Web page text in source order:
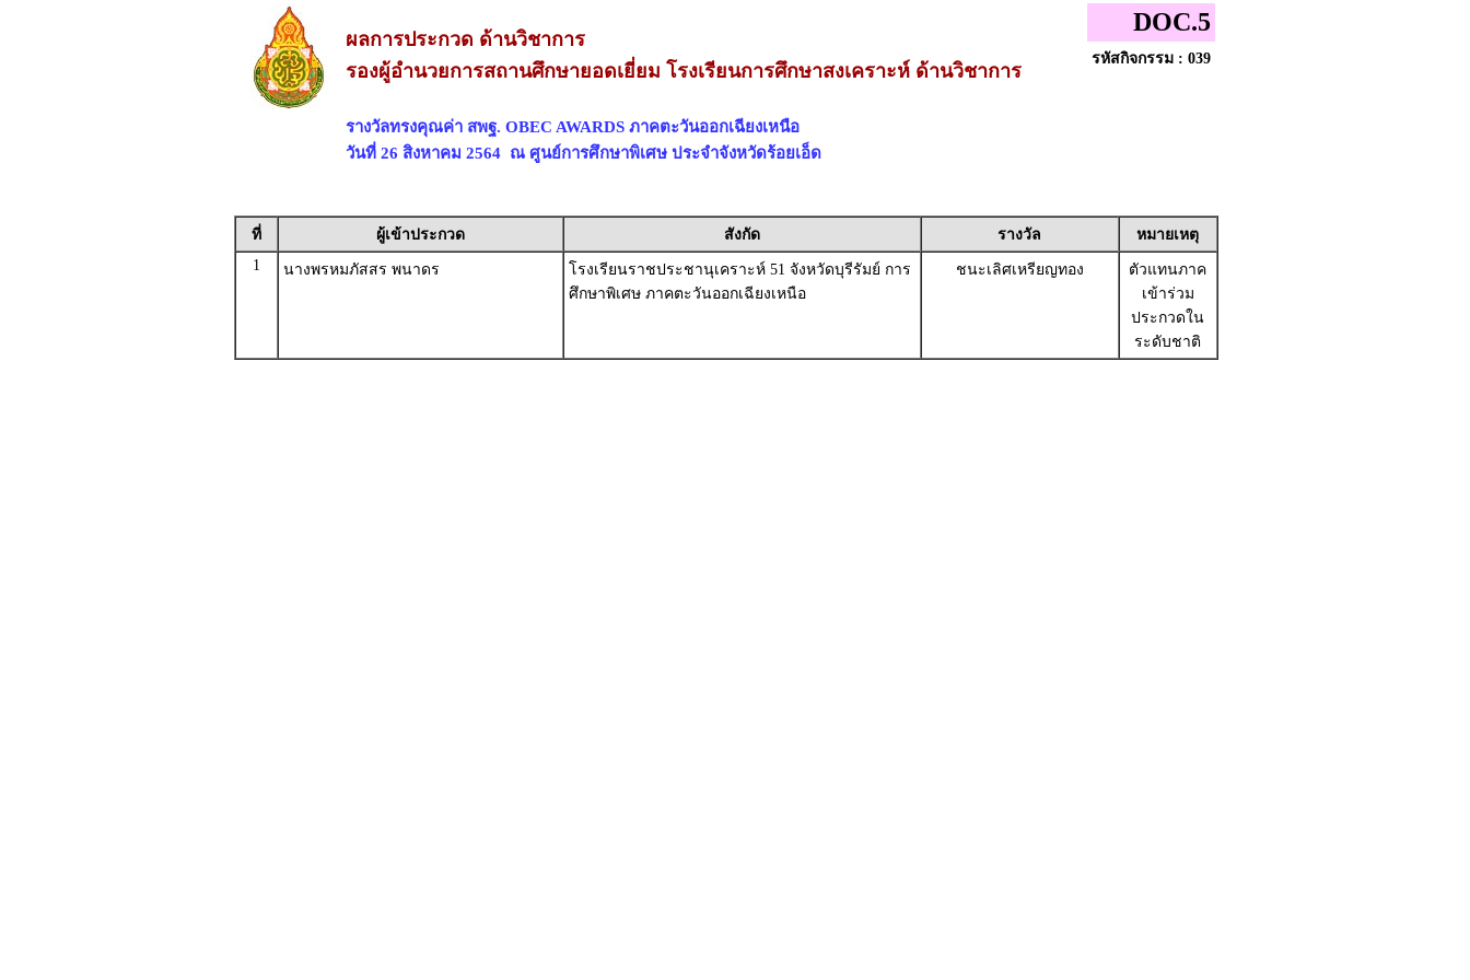
ผลการประกวด ด้านวิชาการ
รองผู้อำนวยการสถานศึกษายอดเยี่ยม โรงเรียนการศึกษาสงเคราะห์ ด้านวิชาการ
รางวัลทรงคุณค่า สพฐ. OBEC AWARDS ภาคตะวันออกเฉียงเหนือ
วันที่ 26 สิงหาคม 2564 ณ ศูนย์การศึกษาพิเศษ ประจำจังหวัดร้อยเอ็ด
DOC.5
รหัสกิจกรรม : 039
ที่ ผู้เข้าประกวด สังกัด รางวัล
หมายเหตุ
1
นางพรหมภัสสร พนาดร
โรงเรียนราชประชานุเคราะห์ 51 จังหวัดบุรีรัมย์ การ
ศึกษาพิเศษ ภาคตะวันออกเฉียงเหนือ
ชนะเลิศเหรียญทอง
ตัวแทนภาค
เข้าร่วม
ประกวดใน
ระดับชาติ